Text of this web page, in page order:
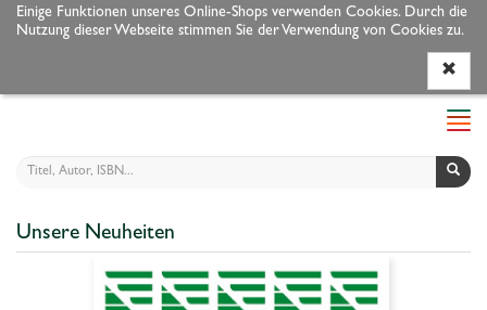
Einige Funktionen unseres Online-Shops verwenden Cookies. Durch die
Nutzung dieser Webseite stimmen Sie der Verwendung von Cookies zu.
Unsere Neuheiten